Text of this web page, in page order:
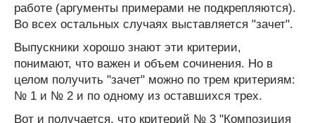
работе (аргументы примерами не подкрепляются).
Во всех остальных случаях выставляется "зачет".
Выпускники хорошо знают эти критерии,
понимают, что важен и объем сочинения. Но в
целом получить "зачет" можно по трем критериям:
№ 1 и № 2 и по одному из оставшихся трех.
Вот и получается, что критерий № 3 "Композиция